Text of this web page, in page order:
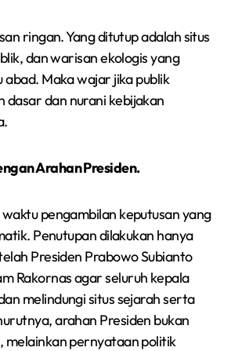
ringan. Yang ditutup adalah situs
dan warisan ekologis yang
abad. Maka wajar jika publik
dan nurani kebijakan
Arahan Presiden.
pengambilan keputusan yang
Penutupan dilakukan hanya
Presiden Prabowo Subianto
Rakornas agar seluruh kepala
melindungi situs sejarah serta
arahan Presiden bukan
melainkan pernyataan politik